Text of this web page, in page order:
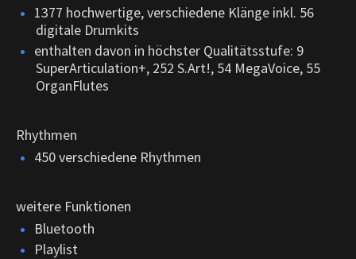
1377 hochwertige, verschiedene Klänge inkl. 56
digitale Drumkits
enthalten davon in höchster Qualitätsstufe: 9
SuperArticulation+, 252 S.Art!, 54 MegaVoice, 55
OrganFlutes
Rhythmen
450 verschiedene Rhythmen
weitere Funktionen
Bluetooth
Playlist